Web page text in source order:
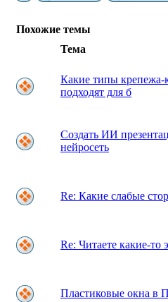
Похожие темы
Тема
Какие типы крепежа-
подходят для б
Создать ИИ
нейросеть
Re: Какие слабые
Re: Читаете какие-
Пластиковые окна в